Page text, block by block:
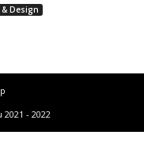
Design
- 2022